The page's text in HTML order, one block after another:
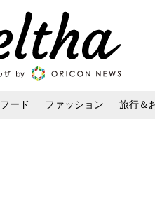
フード ファッション 旅行＆